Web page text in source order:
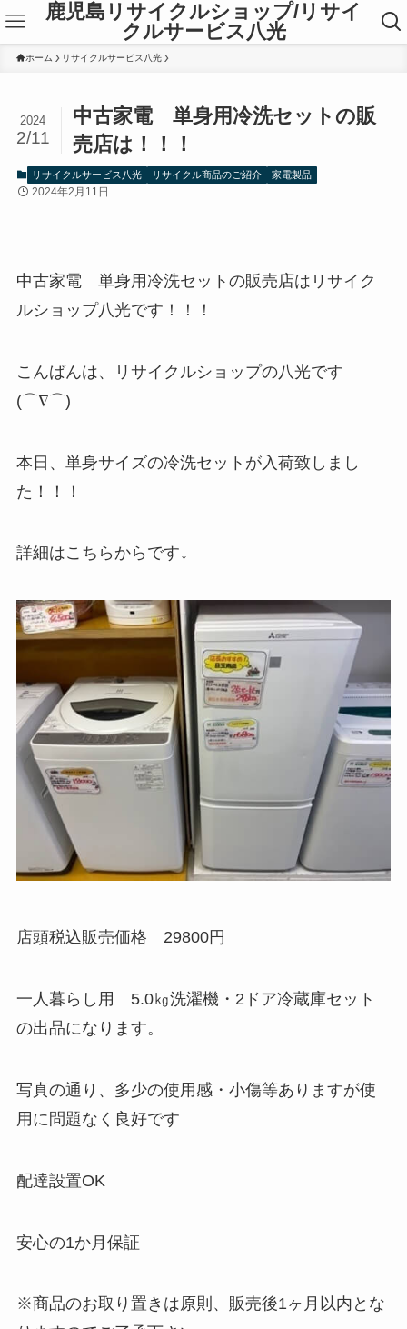
鹿児島リサイクルショップ/リサイ
クルサービス八光
ホーム リサイクルサービス八光
中古家電 単身用冷洗セットの販
売店は！！！
2024
2/11
リサイクルサービス八光 リサイクル商品のご紹介 家電製品
2024年2月11日
中古家電 単身用冷洗セットの販売店はリサイク
ルショップ八光です！！！
こんばんは、リサイクルショップの八光です
(⌒∇⌒)
本日、単身サイズの冷洗セットが入荷致しまし
た！！！
詳細はこちらからです↓
店頭税込販売価格 29800円
一人暮らし用 5.0㎏洗濯機・2ドア冷蔵庫セット
の出品になります。
写真の通り、多少の使用感・小傷等ありますが使
用に問題なく良好です
配達設置OK
安心の1か月保証
※商品のお取り置きは原則、販売後1ヶ月以内とな